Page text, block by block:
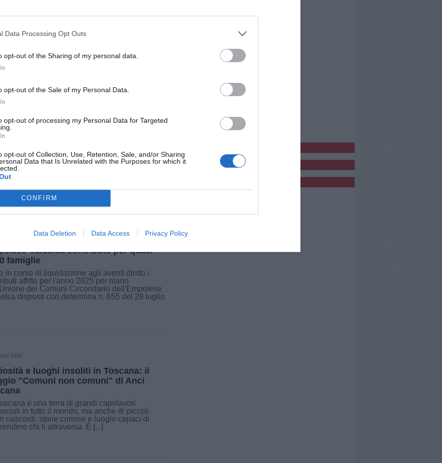
Data Processing Opt Outs
opt-out of the Sharing of my personal data.
opt-out of the Sale of my Personal Data.
opt-out of processing my Personal Data for Targeted
opt-out of Collection, Use, Retention, Sale, and/or Sharing
Data that Is Unrelated with the Purposes for which it
CONFIRM
Data Deletion Data Access Privacy Policy
limitarsi ai soli biglietti per i treni ma,
altro ancora. L’ufficio informazioni in quella
ruolo fondamentale anche in ottica di
un servizio di bike-sharing in
private che già svolgono questo servizio sul
della Politica frena i buoni propositi e le
ad una gestione del patrimonio storico e
essere un impulso all’economia del paese
affitti, dall'Unione dei Comuni
Valdelsa contributo per quasi
famiglie
in corso di liquidazione agli aventi diritto i
affitto per l'anno 2025 per mano
dei Comuni Circondario dell'Empolese
disposti con determina n. 655 del 29 luglio
2026
e luoghi insoliti in Toscana: il
"Comuni non comuni" di Anci
è una terra di grandi capolavori
in tutto il mondo, ma anche di piccoli
nascosti, storie curiose e luoghi capaci di
chi li attraversa. È [...]
Pubblicità